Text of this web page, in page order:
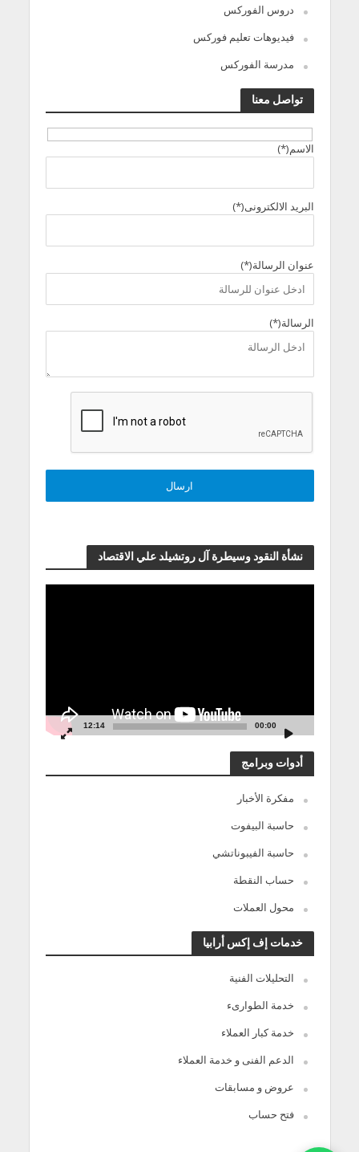
دروس الفوركس
فيديوهات تعليم فوركس
مدرسة الفوركس
تواصل معنا
الاسم(*)
البريد الالكترونى(*)
عنوان الرسالة(*)
الرسالة(*)
نشأة النقود وسيطرة آل روتشيلد علي الاقتصاد
00:00
12:14
أدوات وبرامج
مفكرة الأخبار
حاسبة البيفوت
حاسبة الفيبوناتشي
حساب النقطة
محول العملات
خدمات إف إكس أرابيا
التحليلات الفنية
خدمة الطوارىء
خدمة كبار العملاء
الدعم الفنى و خدمة العملاء
عروض و مسابقات
فتح حساب